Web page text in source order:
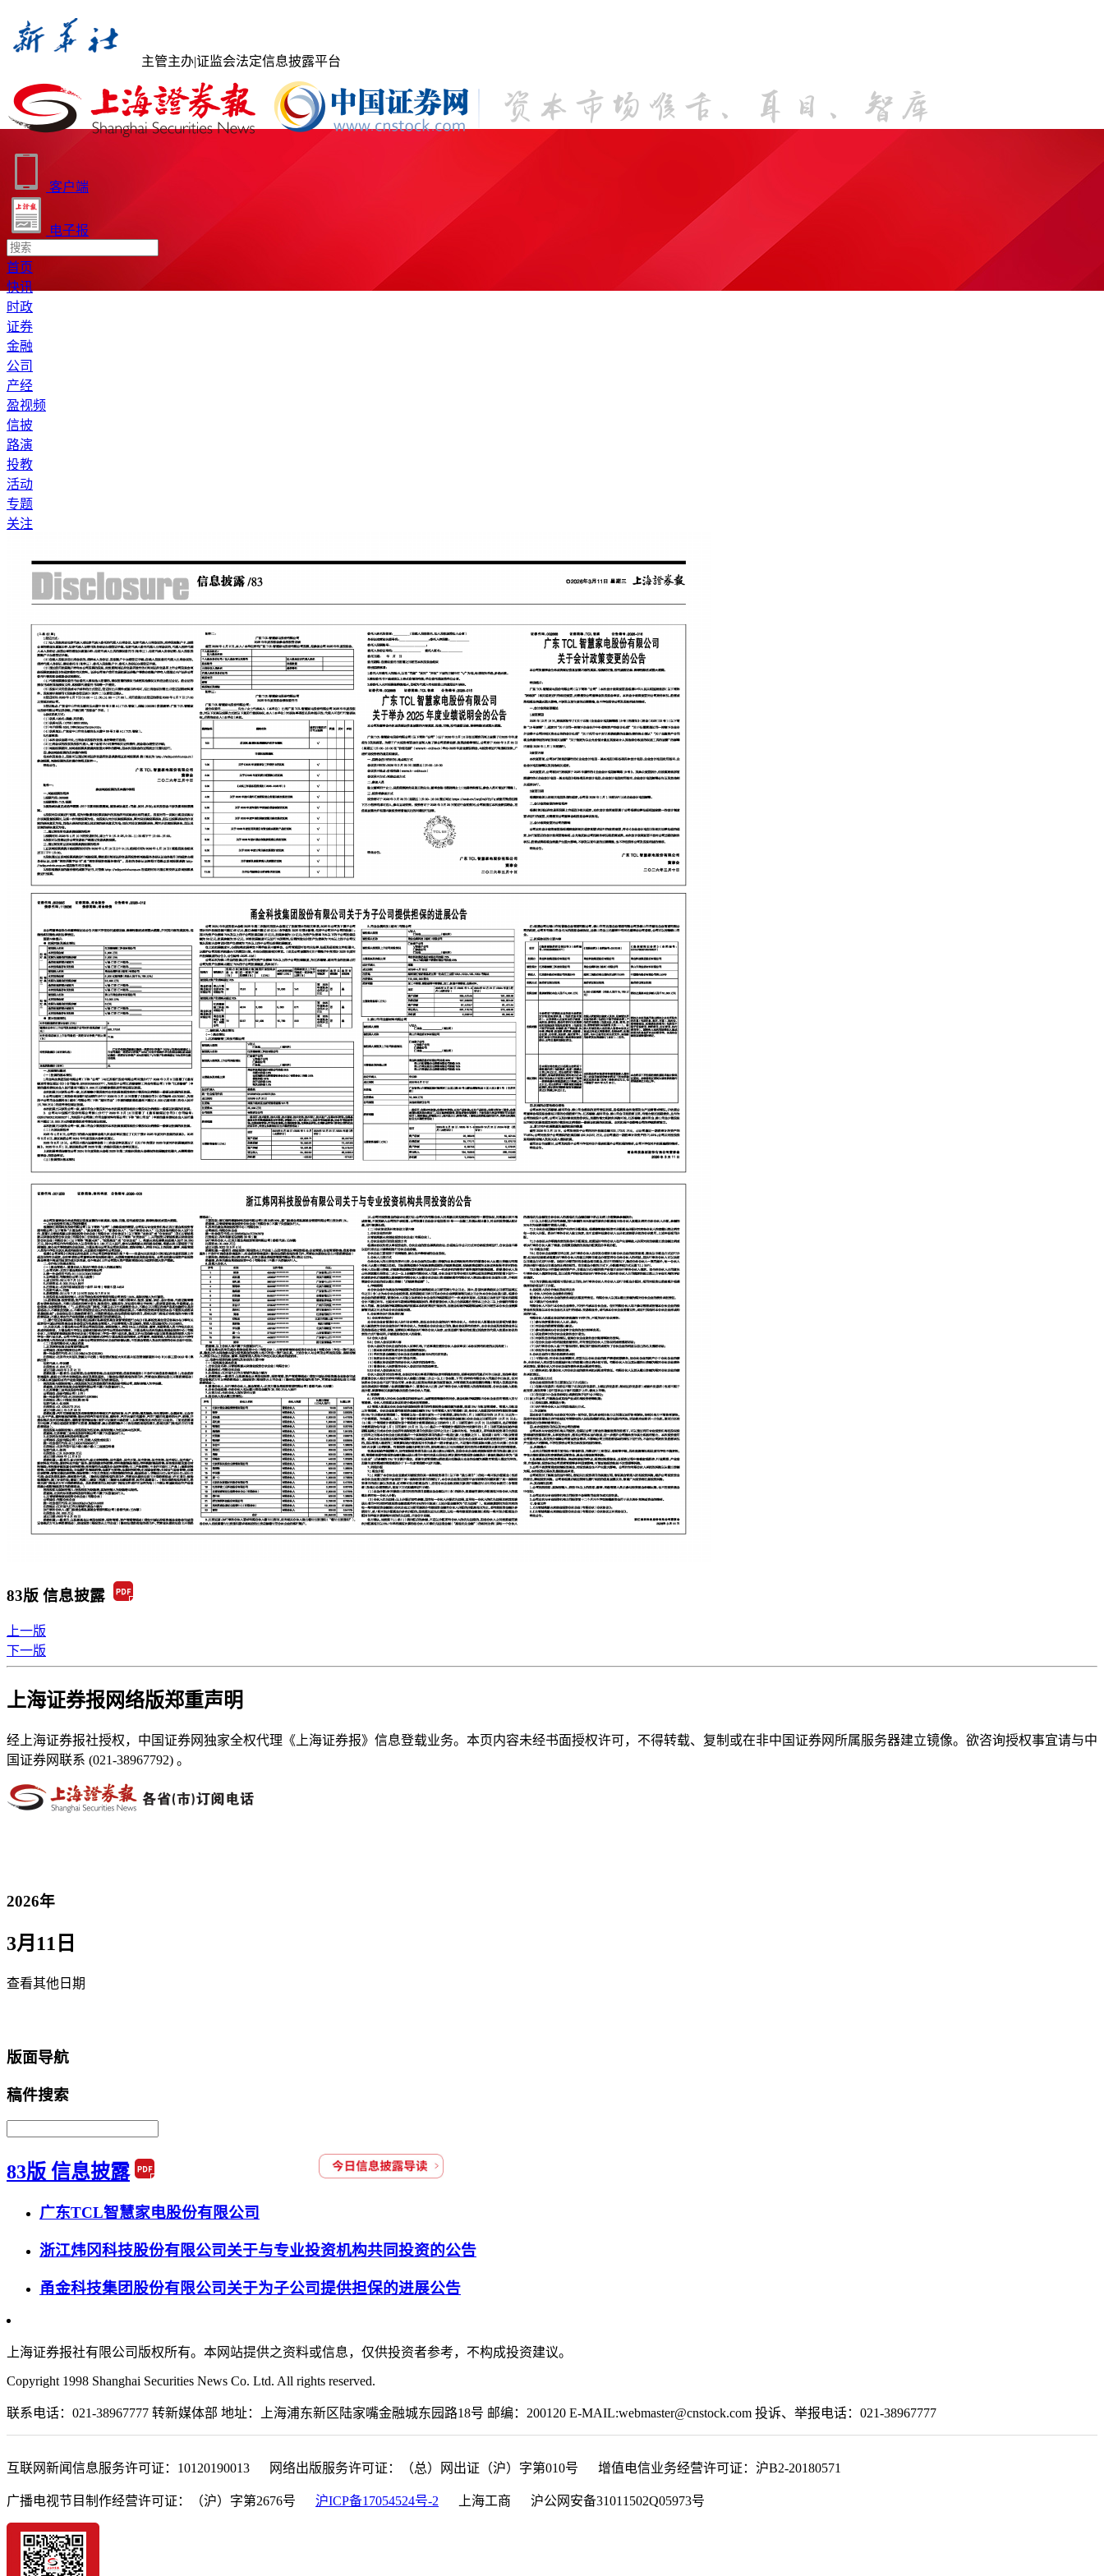
主管主办|证监会法定信息披露平台
客户端
电子报
首页
快讯
时政
证券
金融
公司
产经
盈视频
信披
路演
投教
活动
专题
关注
83版 信息披露
上一版
下一版
上海证券报网络版郑重声明
经上海证券报社授权，中国证券网独家全权代理《上海证券报》信息登载业务。本页内容未经书面授权许可，不得转载、复制或在非中国证券网所属服务器建立镜像。欲咨询授权事宜请与中
国证券网联系 (021-38967792) 。
2026年
3月11日
查看其他日期
版面导航
稿件搜索
83版 信息披露
广东TCL智慧家电股份有限公司
浙江炜冈科技股份有限公司关于与专业投资机构共同投资的公告
甬金科技集团股份有限公司关于为子公司提供担保的进展公告
上海证券报社有限公司版权所有。本网站提供之资料或信息，仅供投资者参考，不构成投资建议。
Copyright 1998 Shanghai Securities News Co. Ltd. All rights reserved.
联系电话：021-38967777 转新媒体部 地址：上海浦东新区陆家嘴金融城东园路18号 邮编：200120 E-MAIL:webmaster@cnstock.com 投诉、举报电话：021-38967777
互联网新闻信息服务许可证：10120190013 网络出版服务许可证：（总）网出证（沪）字第010号 增值电信业务经营许可证：沪B2-20180571
广播电视节目制作经营许可证：（沪）字第2676号 沪ICP备17054524号-2 上海工商 沪公网安备31011502Q05973号